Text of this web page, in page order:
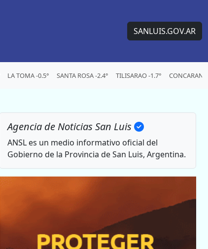
SANLUIS.GOV.AR
LA TOMA -0.5° SANTA ROSA -2.4° TILISARAO -1.7° CONCARAN -
Agencia de Noticias San Luis
ANSL es un medio informativo oficial del
Gobierno de la Provincia de San Luis, Argentina.